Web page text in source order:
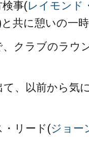
事(レイモンド
共に憩いの一時
クラブのラウ
、以前から気
・リード(ジョー